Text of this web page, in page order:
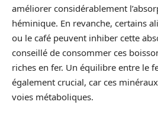
améliorer considérablement
héminique. En revanche, certains
ou le café peuvent inhiber cette
conseillé de consommer ces
riches en fer. Un équilibre entre le
également crucial, car ces
voies métaboliques.